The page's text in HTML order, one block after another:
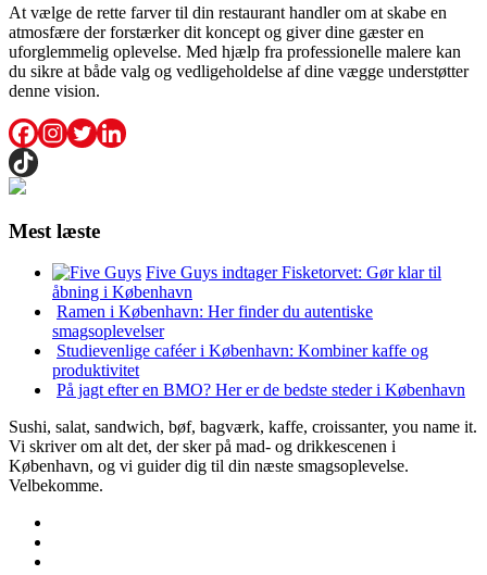
At vælge de rette farver til din restaurant handler om at skabe en
atmosfære der forstærker dit koncept og giver dine gæster en
uforglemmelig oplevelse. Med hjælp fra professionelle malere kan
du sikre at både valg og vedligeholdelse af dine vægge understøtter
denne vision.
Mest læste
Five Guys indtager Fisketorvet: Gør klar til
åbning i København
Ramen i København: Her finder du autentiske
smagsoplevelser
Studievenlige caféer i København: Kombiner kaffe og
produktivitet
På jagt efter en BMO? Her er de bedste steder i København
Sushi, salat, sandwich, bøf, bagværk, kaffe, croissanter, you name it.
Vi skriver om alt det, der sker på mad- og drikkescenen i
København, og vi guider dig til din næste smagsoplevelse.
Velbekomme.